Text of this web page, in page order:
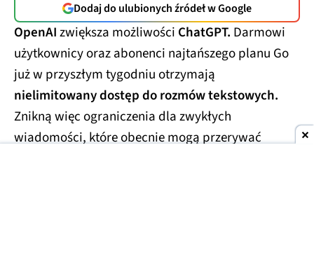
Dodaj do ulubionych źródeł w Google
OpenAIzwiększa możliwości ChatGPT. Darmowi
użytkownicy oraz abonenci najtańszego planu Go
już w przyszłym tygodniu otrzymają
nielimitowany dostęp do rozmów tekstowych.
Znikną więc ograniczenia dla zwykłych
wiadomości, które obecnie mogą przerywać